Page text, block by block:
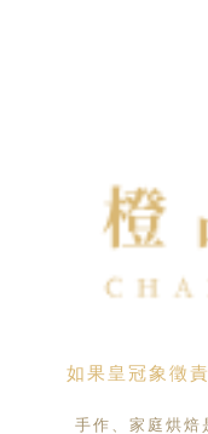
如果皇冠象徵
手作、家庭烘焙